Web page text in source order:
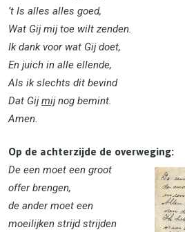
’t Is alles alles goed,
Wat Gij mij toe wilt zenden.
Ik dank voor wat Gij doet,
En juich in alle ellende,
Als ik slechts dit bevind
Dat Gijmijnog bemint.
Amen.
Op de achterzijde de overweging:
De een moet een groot
offer brengen,
de ander moet een
moeilijken strijd strijden